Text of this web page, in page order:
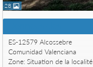
28
ES-12579 Alcossebre
Comunidad Valenciana
Zone: Situation de la localité